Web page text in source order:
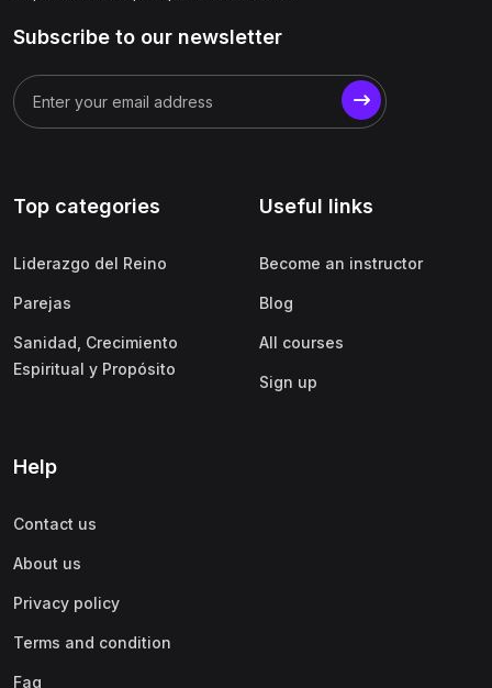
Subscribe to our newsletter
Top categories
Liderazgo del Reino
Parejas
Sanidad, Crecimiento
Espiritual y Propósito
Useful links
Become an instructor
Blog
All courses
Sign up
Help
Contact us
About us
Privacy policy
Terms and condition
Faq